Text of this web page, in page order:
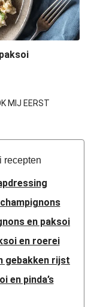
MIJ EERST
recepten
en paksoi
en roerei
gebakken rijst
en pinda’s
en spiegelei